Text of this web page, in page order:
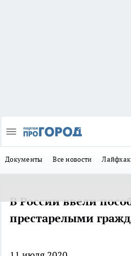
Документы Все новости Лайфхак
В России ввели
престарелыми